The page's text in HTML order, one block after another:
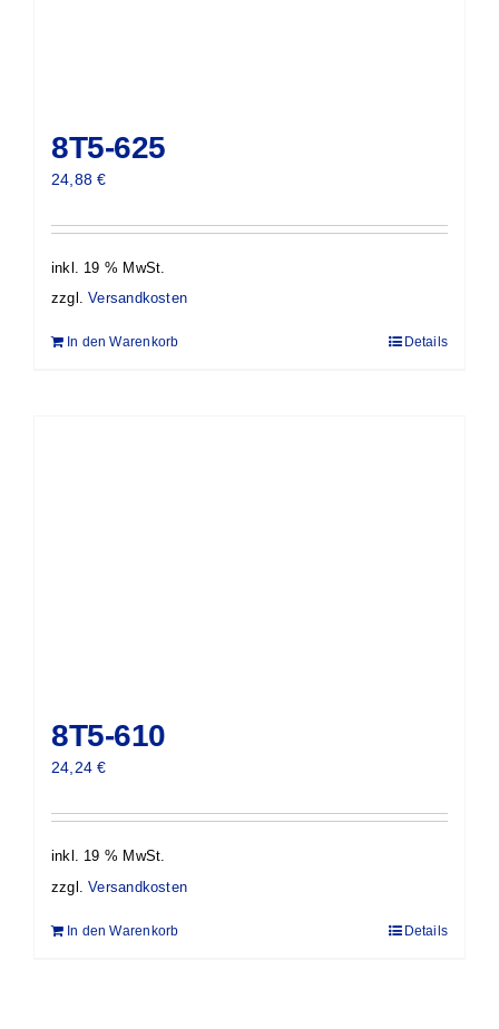
8T5-625
24,88€
inkl. 19 % MwSt.
zzgl.Versandkosten
In den Warenkorb Details
8T5-610
24,24€
inkl. 19 % MwSt.
zzgl.Versandkosten
In den Warenkorb Details